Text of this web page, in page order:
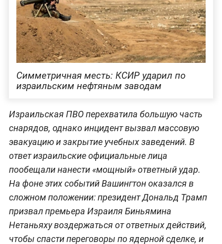
Симметричная месть: КСИР ударил по
израильским нефтяным заводам
Израильская ПВО перехватила большую часть
снарядов, однако инцидент вызвал массовую
эвакуацию и закрытие учебных заведений. В
ответ израильские официальные лица
пообещали нанести «мощный» ответный удар.
На фоне этих событий Вашингтон оказался в
сложном положении: президент Дональд Трамп
призвал премьера Израиля Биньямина
Нетаньяху воздержаться от ответных действий,
чтобы спасти переговоры по ядерной сделке, и